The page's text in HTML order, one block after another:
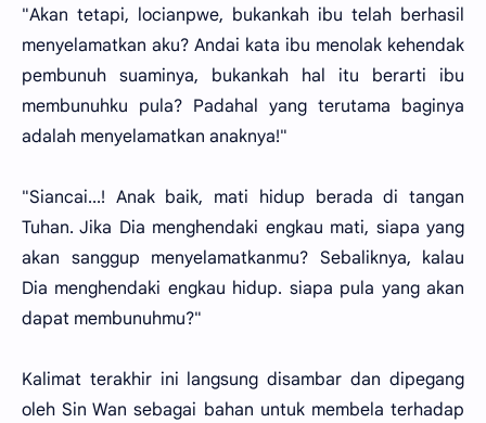
"Akan tetapi, locianpwe, bukankah ibu telah berhasil
menyelamatkan aku? Andai kata ibu menolak kehendak
pembunuh suaminya, bukankah hal itu berarti ibu
membunuhku pula? Padahal yang terutama baginya
adalah menyelamatkan anaknya!"
"Siancai...! Anak baik, mati hidup berada di tangan
Tuhan. Jika Dia menghendaki engkau mati, siapa yang
akan sanggup menyelamatkanmu? Sebaliknya, kalau
Dia menghendaki engkau hidup. siapa pula yang akan
dapat membunuhmu?"
Kalimat terakhir ini langsung disambar dan dipegang
oleh Sin Wan sebagai bahan untuk membela terhadap